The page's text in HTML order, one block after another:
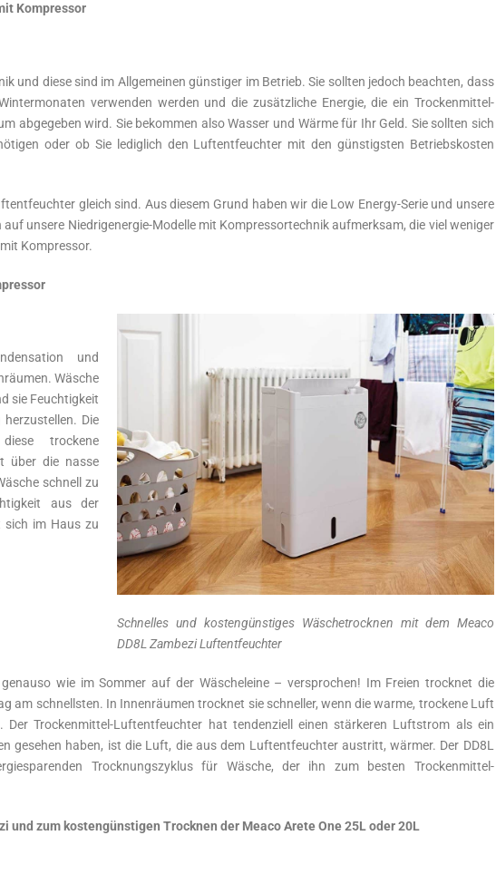
Kompressor
und diese sind im Allgemeinen günstiger im Betrieb. Sie sollten jedoch beachten, dass
verwenden werden und die zusätzliche Energie, die ein Trockenmittel-
abgegeben wird. Sie bekommen also Wasser und Wärme für Ihr Geld. Sie sollten sich
oder ob Sie lediglich den Luftentfeuchter mit den günstigsten Betriebskosten
gleich sind. Aus diesem Grund haben wir die Low Energy-Serie und unsere
auf unsere Niedrigenergie-Modelle mit Kompressortechnik aufmerksam, die viel weniger
Kompressor.
und
Wäsche
sie Feuchtigkeit
Die
trockene
über die nasse
schnell zu
aus der
sich im Haus zu
Schnelles und kostengünstiges Wäschetrocknen mit dem Meaco
DD8L Zambezi Luftentfeuchter
wie im Sommer auf der Wäscheleine – versprochen! Im Freien trocknet die
am schnellsten. In Innenräumen trocknet sie schneller, wenn die warme, trockene Luft
Trockenmittel-Luftentfeuchter hat tendenziell einen stärkeren Luftstrom als ein
gesehen haben, ist die Luft, die aus dem Luftentfeuchter austritt, wärmer. Der DD8L
Trocknungszyklus für Wäsche, der ihn zum besten Trockenmittel-
und zum kostengünstigen Trocknen der Meaco Arete One 25L oder 20L